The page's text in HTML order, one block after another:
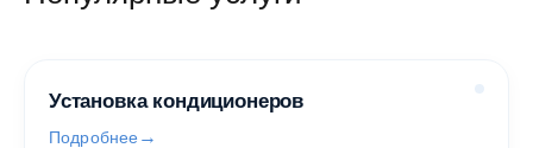
Установка кондиционеров
Подробнее